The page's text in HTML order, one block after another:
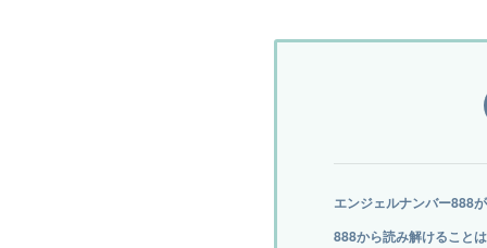
エンジェルナンバー888
888から読み解けること